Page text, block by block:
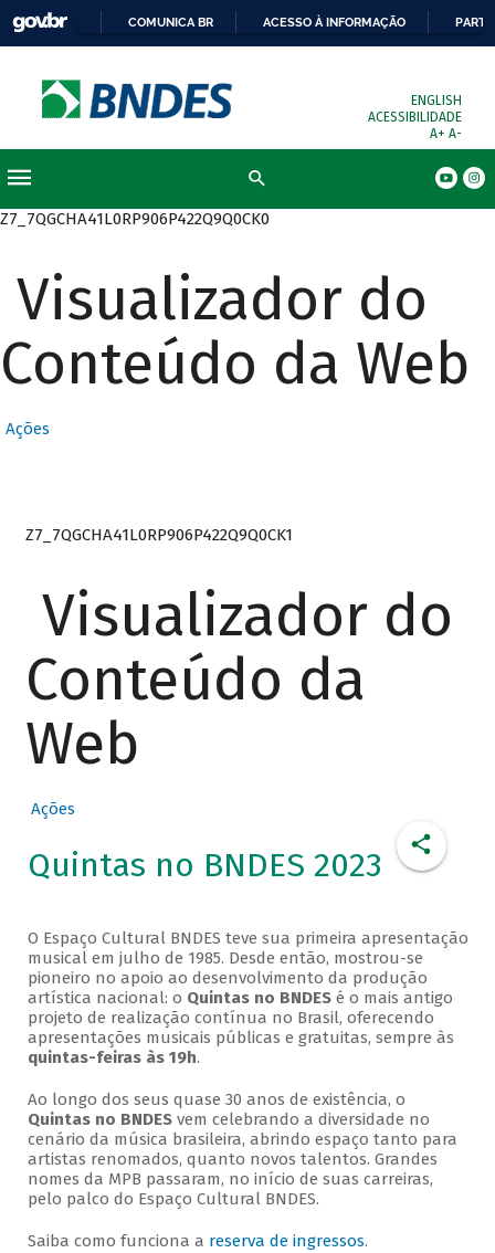
COMUNICA BR ACESSO À INFORMAÇÃO
ENGLISH
ACESSIBILIDADE
A+ A-
Z7_7QGCHA41L0RP906P422Q9Q0CK0
Visualizador do
Conteúdo da Web
Ações
Z7_7QGCHA41L0RP906P422Q9Q0CK1
Visualizador do
Conteúdo da
Web
Ações
Quintas no BNDES 2023
O Espaço Cultural BNDES teve sua primeira apresentação
musical em julho de 1985. Desde então, mostrou-se
pioneiro no apoio ao desenvolvimento da produção
artística nacional: o Quintas no BNDESé o mais antigo
projeto de realização contínua no Brasil, oferecendo
apresentações musicais públicas e gratuitas, sempre às
quintas-feiras às 19h.
Ao longo dos seus quase 30 anos de existência, o
Quintas no BNDESvem celebrando a diversidade no
cenário da música brasileira, abrindo espaço tanto para
artistas renomados, quanto novos talentos. Grandes
nomes da MPB passaram, no início de suas carreiras,
pelo palco do Espaço Cultural BNDES.
Saiba como funciona a reserva de ingressos.